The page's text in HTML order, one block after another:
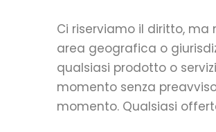
Ci riserviamo il diritto,
area geografica o
qualsiasi prodotto o
momento senza
momento. Qualsiasi